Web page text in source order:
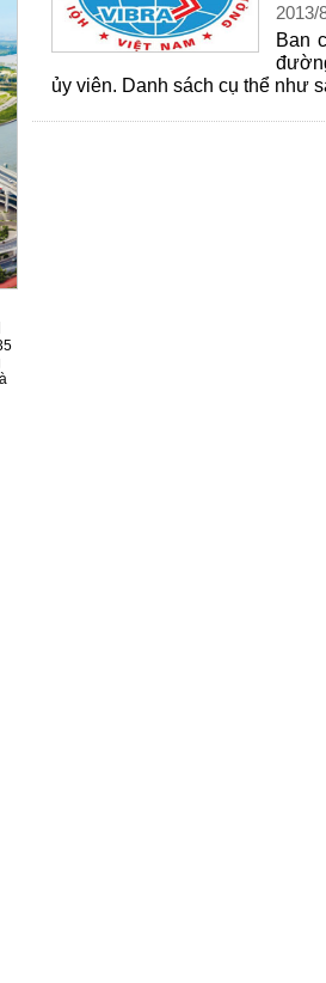
2013/
Ban
ủy viên. Danh sách cụ thể như
PHỦ
70 NĂM GTVT VIỆT